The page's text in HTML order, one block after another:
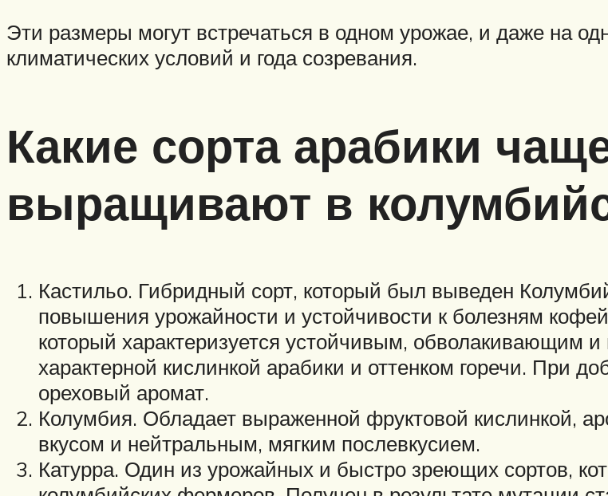
Эти размеры могут встречаться в одном урожае, и даже на
климатических условий и года созревания.
Какие сорта арабики
выращивают в
Кастильо. Гибридный сорт, который был выведен
повышения урожайности и устойчивости к болезням
который характеризуется устойчивым, обволакивающим
характерной кислинкой арабики и оттенком горечи. При
ореховый аромат.
Колумбия. Обладает выраженной фруктовой кислинкой,
вкусом и нейтральным, мягким послевкусием.
Катурра. Один из урожайных и быстро зреющих сортов,